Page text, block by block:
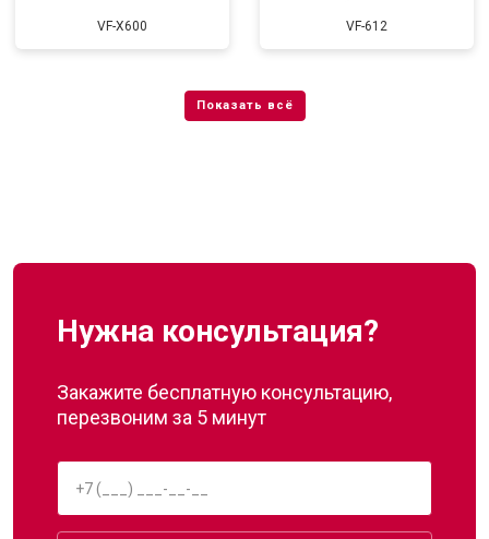
VF-X600 VF-612
Нужна консультация?
Закажите бесплатную консультацию,
перезвоним за 5 минут